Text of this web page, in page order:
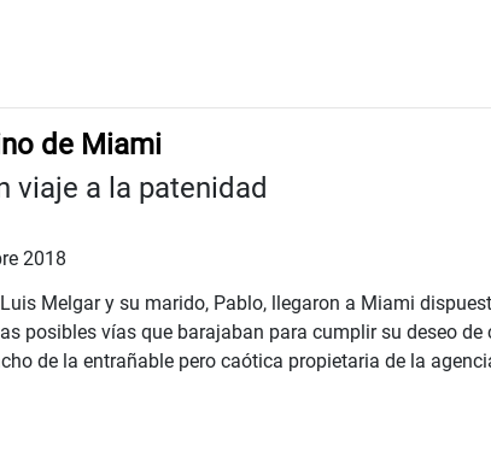
de Miami
viaje a la patenidad
2018
Melgar y su marido, Pablo, llegaron a Miami
posibles vías que barajaban para cumplir su deseo
de la entrañable pero caótica propietaria de la